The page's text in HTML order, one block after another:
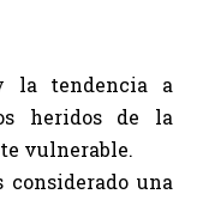
la tendencia a
heridos de la
vulnerable.
considerado una